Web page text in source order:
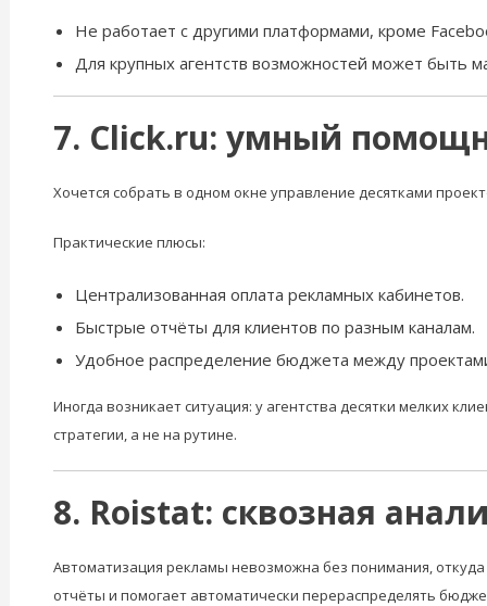
Не работает с другими платформами, кроме
Для крупных агентств возможностей может быть
7. Click.ru: умный
Хочется собрать в одном окне управление десятками
Практические плюсы:
Централизованная оплата рекламных кабинетов.
Быстрые отчёты для клиентов по разным каналам.
Удобное распределение бюджета между
Иногда возникает ситуация: у агентства десятки мелких
стратегии, а не на рутине.
8. Roistat: сквозная
Автоматизация рекламы невозможна без понимания,
отчёты и помогает автоматически перераспределять